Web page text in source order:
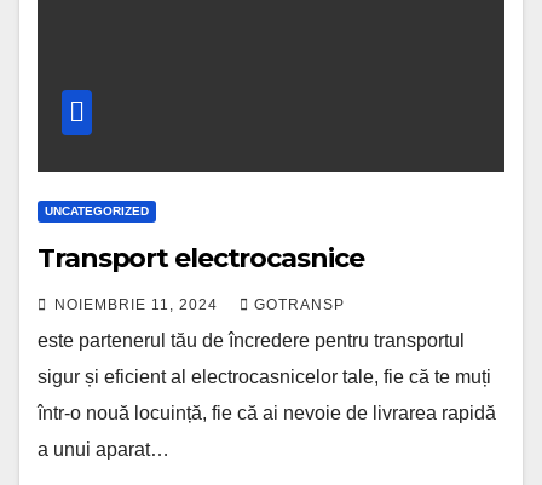
UNCATEGORIZED
Transport electrocasnice
NOIEMBRIE 11, 2024 GOTRANSP
este partenerul tău de încredere pentru transportul
sigur și eficient al electrocasnicelor tale, fie că te muți
într-o nouă locuință, fie că ai nevoie de livrarea rapidă
a unui aparat…